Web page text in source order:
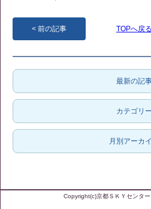
前の記事 TOPへ戻る
最新の記
カテゴリー
月別アーカ
Copyright(c)京都ＳＫＹセンタ